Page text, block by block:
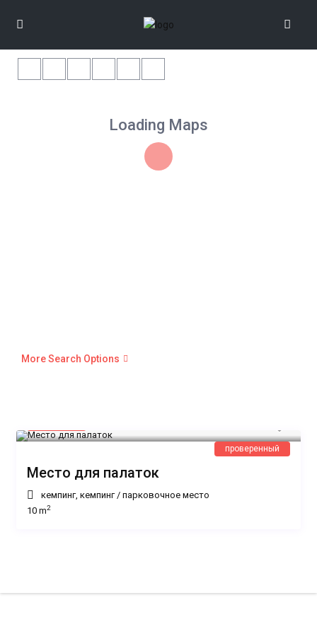
Loading Maps
More Search Options
проверенный
Место для палаток
кемпинг,кемпинг/парковочное место
10 m2